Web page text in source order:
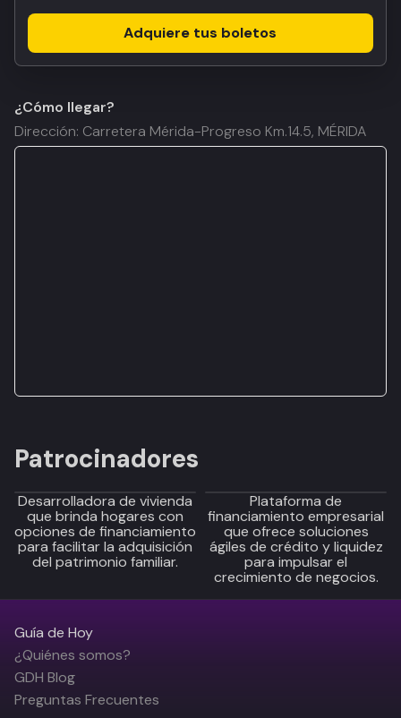
Adquiere tus boletos
¿Cómo llegar?
Dirección: Carretera Mérida-Progreso Km.14.5, MÉRIDA
Patrocinadores
Desarrolladora de vivienda
que brinda hogares con
opciones de financiamiento
para facilitar la adquisición
del patrimonio familiar.
Plataforma de
financiamiento empresarial
que ofrece soluciones
ágiles de crédito y liquidez
para impulsar el
crecimiento de negocios.
Guía de Hoy
¿Quiénes somos?
GDH Blog
Preguntas Frecuentes